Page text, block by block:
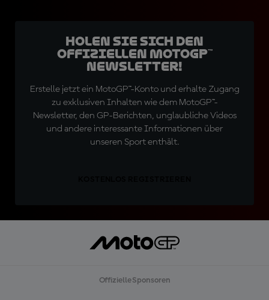
Holen Sie sich den
offiziellen MotoGP™
Newsletter!
Erstelle jetzt ein MotoGP™-Konto und erhalte Zugang
zu exklusiven Inhalten wie dem MotoGP™-
Newsletter, den GP-Berichten, unglaubliche Videos
und andere interessante Informationen über
unseren Sport enthält.
Offizielle Sponsoren